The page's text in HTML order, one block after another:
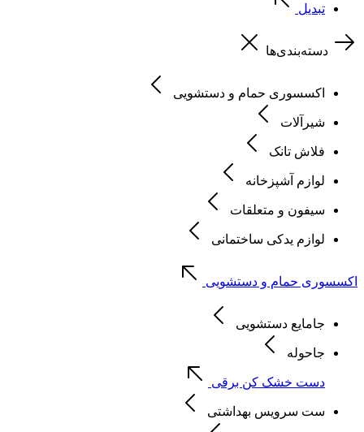
تبدیل
دسته‌بندی‌ها
اکسسوری حمام و دستشویی
شیرآلات
فلاش تانک
لوازم آشپزخانه
سیفون و متعلقات
لوازم یدکی ساختمانی
اکسسوری حمام و دستشویی
جامایع دستشویی
جاحوله
دست خشک کن برقی
ست سرویس بهداشتی